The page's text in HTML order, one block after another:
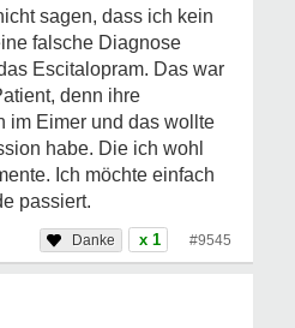
sagen, dass ich kein
falsche Diagnose
Escitalopram. Das war
denn ihre
im Eimer und das wollte
habe. Die ich wohl
Ich möchte einfach
passiert.
x 1 #9545